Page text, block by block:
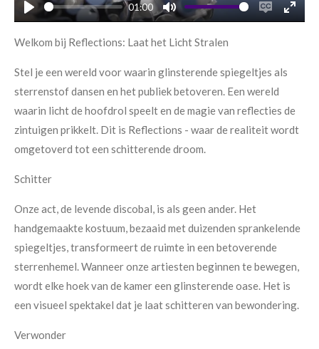
P
l
y
01:00
M
u
e
E
b
l
e
c
n
s
E
f
u
e
n
y
Welkom bij Reflections: Laat het Licht Stralen
Stel je een wereld voor waarin glinsterende spiegeltjes als
sterrenstof dansen en het publiek betoveren. Een wereld
waarin licht de hoofdrol speelt en de magie van reflecties de
zintuigen prikkelt. Dit is Reflections - waar de realiteit wordt
omgetoverd tot een schitterende droom.
Schitter
Onze act, de levende discobal, is als geen ander. Het
handgemaakte kostuum, bezaaid met duizenden sprankelende
spiegeltjes, transformeert de ruimte in een betoverende
sterrenhemel. Wanneer onze artiesten beginnen te bewegen,
wordt elke hoek van de kamer een glinsterende oase. Het is
een visueel spektakel dat je laat schitteren van bewondering.
Verwonder